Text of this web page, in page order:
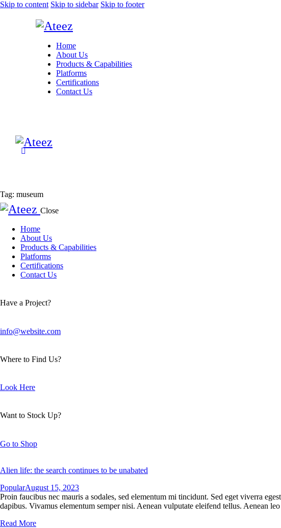
Skip to content Skip to sidebar Skip to footer
Home
About Us
Products & Capabilities
Platforms
Certifications
Contact Us
Tag: museum
Close
Home
About Us
Products & Capabilities
Platforms
Certifications
Contact Us
Have a Project?
info@website.com
Where to Find Us?
Look Here
Want to Stock Up?
Go to Shop
Alien life: the search continues to be unabated
PopularAugust 15, 2023
Proin faucibus nec mauris a sodales, sed elementum mi tincidunt. Sed eget viverra
dapibus. Vivamus elementum semper nisi. Aenean vulputate eleifend tellus. Aenean
Read More